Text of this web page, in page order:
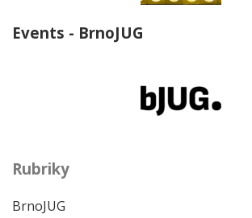
Events - BrnoJUG
Rubriky
BrnoJUG